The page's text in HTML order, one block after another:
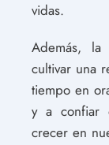
vidas.
Además,
cultivar una
tiempo en
y a confiar
crecer en